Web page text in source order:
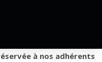
à nos adhérents